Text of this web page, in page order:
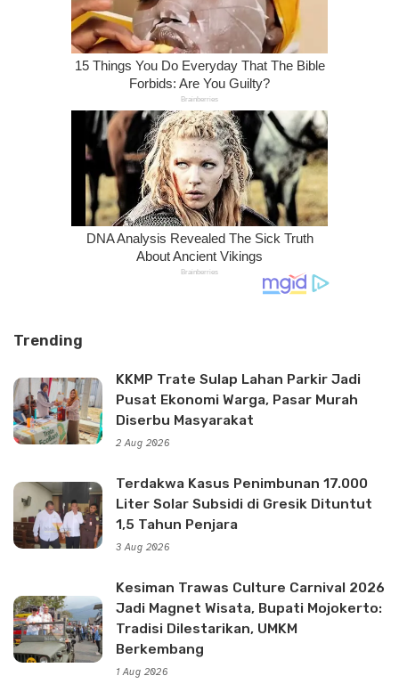
Trending
KKMP Trate Sulap Lahan Parkir Jadi
Pusat Ekonomi Warga, Pasar Murah
Diserbu Masyarakat
2 Aug 2026
Terdakwa Kasus Penimbunan 17.000
Liter Solar Subsidi di Gresik Dituntut
1,5 Tahun Penjara
3 Aug 2026
Kesiman Trawas Culture Carnival 2026
Jadi Magnet Wisata, Bupati Mojokerto:
Tradisi Dilestarikan, UMKM
Berkembang
1 Aug 2026